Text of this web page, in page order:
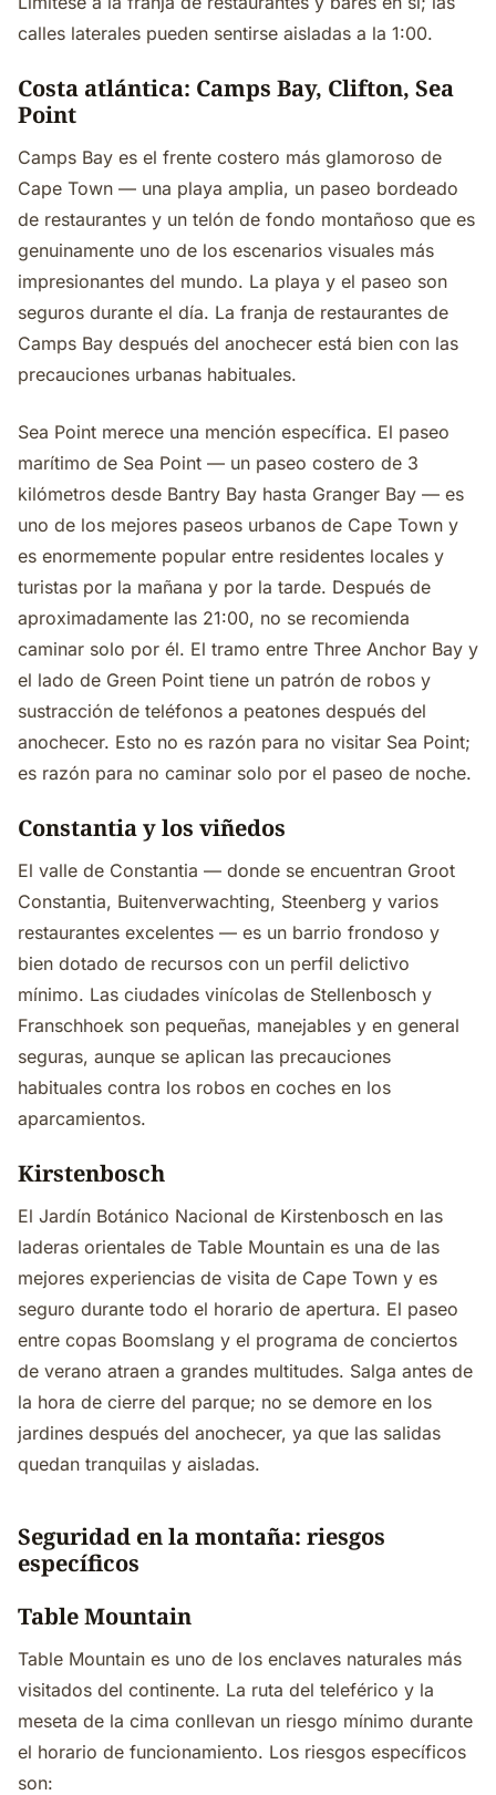
calles laterales pueden sentirse aisladas a la 1:00.
Costa atlántica: Camps Bay, Clifton, Sea
Point
Camps Bay es el frente costero más glamoroso de
Cape Town — una playa amplia, un paseo bordeado
de restaurantes y un telón de fondo montañoso que es
genuinamente uno de los escenarios visuales más
impresionantes del mundo. La playa y el paseo son
seguros durante el día. La franja de restaurantes de
Camps Bay después del anochecer está bien con las
precauciones urbanas habituales.
Sea Point merece una mención específica. El paseo
marítimo de Sea Point — un paseo costero de 3
kilómetros desde Bantry Bay hasta Granger Bay — es
uno de los mejores paseos urbanos de Cape Town y
es enormemente popular entre residentes locales y
turistas por la mañana y por la tarde. Después de
aproximadamente las 21:00, no se recomienda
caminar solo por él. El tramo entre Three Anchor Bay y
el lado de Green Point tiene un patrón de robos y
sustracción de teléfonos a peatones después del
anochecer. Esto no es razón para no visitar Sea Point;
es razón para no caminar solo por el paseo de noche.
Constantia y los viñedos
El valle de Constantia — donde se encuentran Groot
Constantia, Buitenverwachting, Steenberg y varios
restaurantes excelentes — es un barrio frondoso y
bien dotado de recursos con un perfil delictivo
mínimo. Las ciudades vinícolas de Stellenbosch y
Franschhoek son pequeñas, manejables y en general
seguras, aunque se aplican las precauciones
habituales contra los robos en coches en los
aparcamientos.
Kirstenbosch
El Jardín Botánico Nacional de Kirstenbosch en las
laderas orientales de Table Mountain es una de las
mejores experiencias de visita de Cape Town y es
seguro durante todo el horario de apertura. El paseo
entre copas Boomslang y el programa de conciertos
de verano atraen a grandes multitudes. Salga antes de
la hora de cierre del parque; no se demore en los
jardines después del anochecer, ya que las salidas
quedan tranquilas y aisladas.
Seguridad en la montaña: riesgos
específicos
Table Mountain
Table Mountain es uno de los enclaves naturales más
visitados del continente. La ruta del teleférico y la
meseta de la cima conllevan un riesgo mínimo durante
el horario de funcionamiento. Los riesgos específicos
son: